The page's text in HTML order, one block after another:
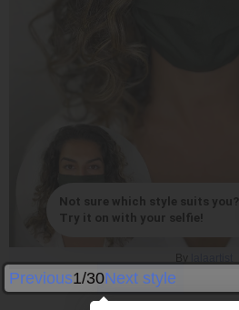
Not sure which style suits you?
Try it on with your selfie!
Previous1/30Next style